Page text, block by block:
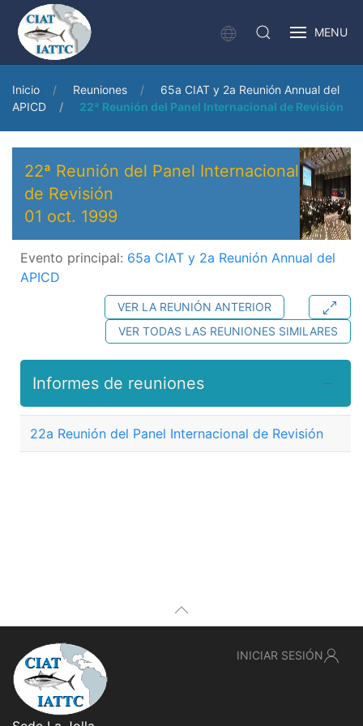
MENU
Inicio Reuniones
65a CIAT y 2a Reunión Annual del
APICD
22ª Reunión del Panel Internacional de Revisión
22ª Reunión del Panel Internacional
de Revisión
01 oct. 1999
Evento principal: 65a CIAT y 2a Reunión Annual del
APICD
VER LA REUNIÓN ANTERIOR
VER TODAS LAS REUNIONES SIMILARES
Informes de reuniones
22a Reunión del Panel Internacional de Revisión
INICIAR SESIÓN